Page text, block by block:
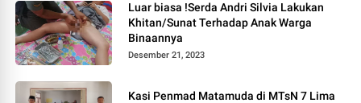
Luar biasa !Serda Andri Silvia Lakukan
Khitan/Sunat Terhadap Anak Warga
Binaannya
Desember 21, 2023
Kasi Penmad Matamuda di MTsN 7 Lima